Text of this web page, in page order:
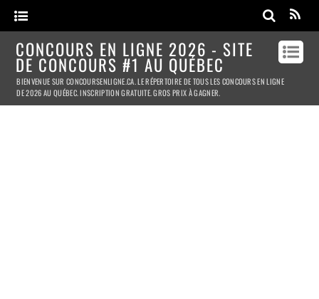
CONCOURS EN LIGNE 2026 - SITE
DE CONCOURS #1 AU QUÉBEC
BIENVENUE SUR CONCOURSENLIGNE.CA. LE RÉPERTOIRE DE TOUS LES CONCOURS EN LIGNE
DE 2026 AU QUÉBEC. INSCRIPTION GRATUITE. GROS PRIX À GAGNER.